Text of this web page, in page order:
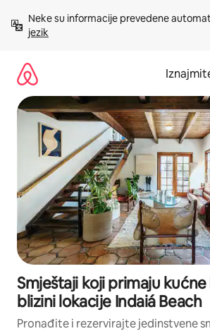
sadržaj
Neke su informacije prevedene
jezik
Smještaji koji primaju
blizini lokacije Indaiá Beach
Pronađite i rezervirajte jedinstvene